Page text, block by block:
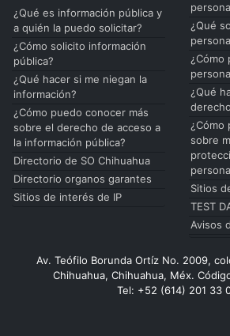
¿Qué es información pública y
a quién la puedo solicitar?
¿Cómo solicito información
pública?
¿Qué hacer si me niegan la
información?
¿Cómo puedo conocer más
sobre el derecho de acceso a
la información pública?
Directorio de SO Chihuahua
Directorio organos garantes
Sitios de interés de IP
¿Qué
¿Cómo
¿Qué
¿Cómo
sobre
Sitios
TEST
Avisos
Av. Teófilo Borunda Ortíz No. 2009,
Chihuahua, Chihuahua, Méx.
Tel: +52 (614) 201 33